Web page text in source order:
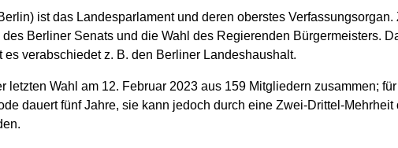
ist das Landesparlament und deren oberstes
Berliner Senats und die Wahl des Regierenden Bürgermeisters.
verabschiedet z. B. den Berliner Landeshaushalt.
letzten Wahl am 12. Februar 2023 aus 159 Mitgliedern zusammen;
dauert fünf Jahre, sie kann jedoch durch eine Zwei-Drittel-Mehrheit